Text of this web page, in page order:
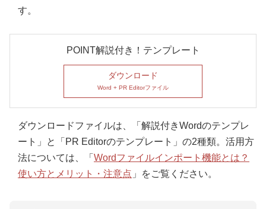
す。
POINT解説付き！テンプレート
ダウンロード
Word + PR Editorファイル
ダウンロードファイルは、「解説付きWordのテンプレ
ート」と「PR Editorのテンプレート」の2種類。活用方
法については、「 Wordファイルインポート機能とは？
使い方とメリット・注意点 」をご覧ください。